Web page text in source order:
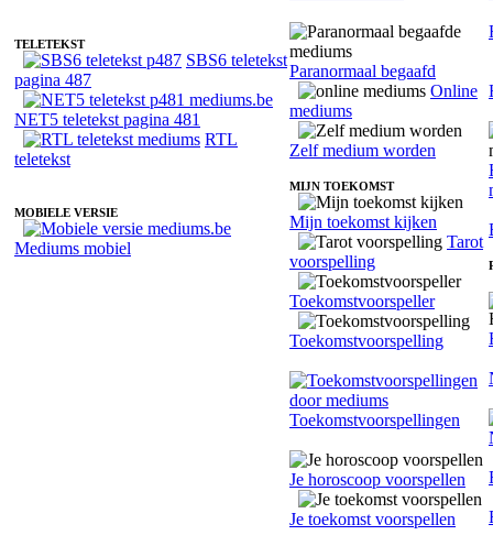
TELETEKST
SBS6 teletekst
pagina 487
NET5 teletekst pagina 481
RTL
teletekst
MOBIELE VERSIE
Mediums mobiel
Paranormaal begaafd
Online
mediums
Zelf medium worden
MIJN TOEKOMST
Mijn toekomst kijken
Tarot
voorspelling
Toekomstvoorspeller
Toekomstvoorspelling
Toekomstvoorspellingen
Je horoscoop voorspellen
Je toekomst voorspellen